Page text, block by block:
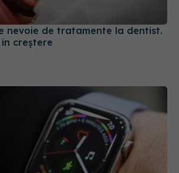
nevoie de tratamente la dentist.
creștere